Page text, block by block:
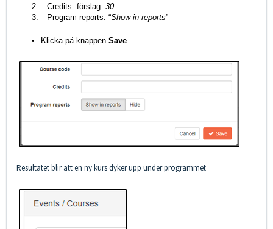
Credits: förslag: 30
Program reports: “Show in reports”
Klicka på knappen Save
Resultatet blir att en ny kurs dyker upp under programmet